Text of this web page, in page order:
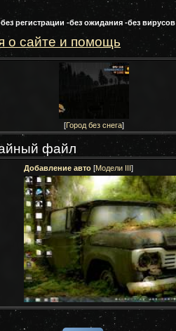
регистрации -без ожидания -без вирусов
о сайте и помощь
[Город без снега]
файл
Добавление авто[Модели III ]